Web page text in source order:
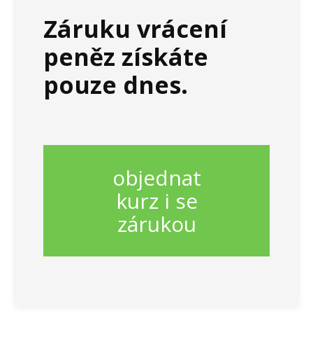
Záruku vrácení
peněz získáte
pouze dnes.
objednat
kurz i se
zárukou